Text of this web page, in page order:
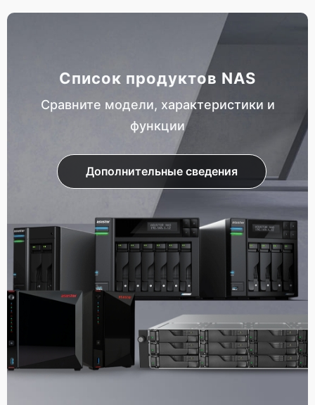
Список продуктов NAS
Сравните модели, характеристики и
функции
Дополнительные сведения